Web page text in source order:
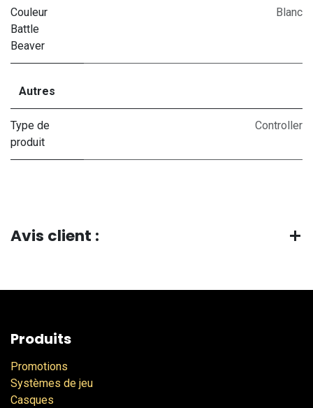
Couleur
Battle
Beaver
Blanc
Autres
Type de
produit
Controller
Avis client :
Produits
Promotions
Systèmes de jeu
Casques